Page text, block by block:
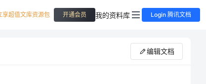
享超值文库资源包 开通会员 我的资料库 Login 腾讯文档
编辑文档